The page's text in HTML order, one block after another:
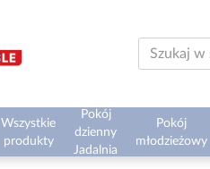
Wszystkie
produkty
Pokój
dzienny
Jadalnia
Pokój
młodzieżowy